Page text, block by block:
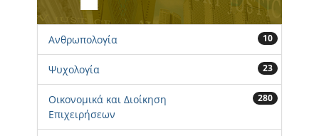
Ανθρωπολογία 10
Ψυχολογία 23
Οικονομικά και Διοίκηση
Επιχειρήσεων
280